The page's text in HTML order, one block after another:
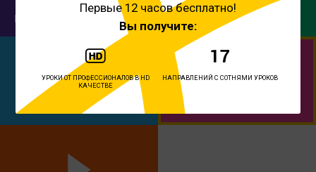
БОЛЛИВУДСКИЙ ТАНЕЦ ФИТНЕС
ЙОГА СОВРЕМЕННЫЙ ТАНЕЦ
Первые 12 часов бесплатно!
Вы получите:
УРОКИ ОТ ПРОФЕССИОНАЛОВ В HD
КАЧЕСТВЕ
НАПРАВЛЕНИЙ С СОТНЯМИ УРОКОВ